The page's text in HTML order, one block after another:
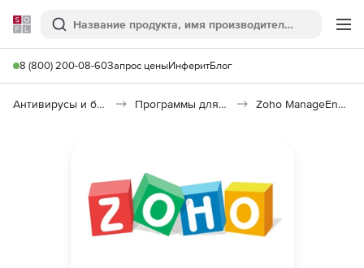
Softline
Поиск
8 (800) 200-08-60Запрос ценыИнферитБлог
Антивирусы и безопасность Программы для защиты информации Zoho ManageEngine AD360 RecoveryManager Plus